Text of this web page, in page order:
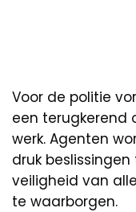
Voor de politie
een terugkerend
werk. Agenten
druk
veiligheid van
te waarborgen.